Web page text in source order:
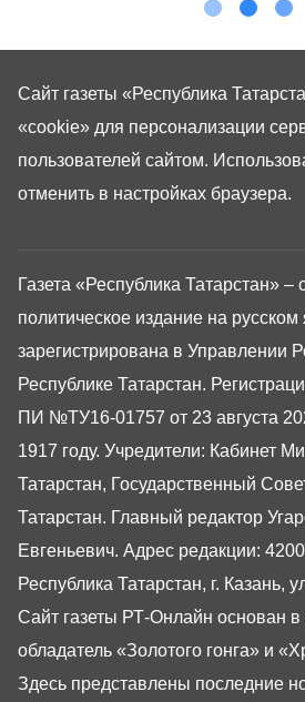
Газета «Республика Татарстан»
политическое издание на русском
зарегистрирована в Управлении
Республике Татарстан.
ПИ №ТУ16-01757 от 23 августа
1917 году. Учредители: Кабинет
Татарстан, Государственный
Татарстан. Главный редактор
Евгеньевич. Адрес редакции:
Республика Татарстан, г. Казань,
Сайт газеты РТ-Онлайн основан в
обладатель «Золотого гонга» и
Здесь представлены последние
Сайт газеты «Республика
«cookie» для персонализации
пользователей сайтом.
отменить в настройках браузера.